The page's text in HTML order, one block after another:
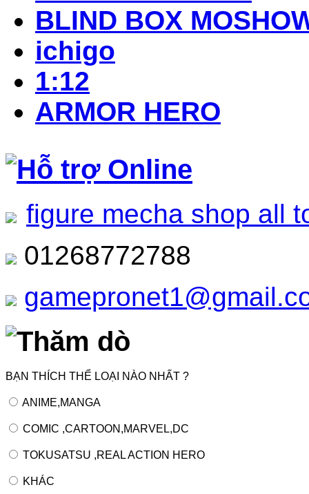
BLIND BOX
ichigo
1:12
ARMOR HERO
Hỗ trợ Online
figure mecha shop all
01268772788
Thăm dò
BẠN THÍCH THỂ LOẠI NÀO NHẤT ?
ANIME,MANGA
COMIC ,CARTOON,MARVEL,DC
TOKUSATSU ,REAL ACTION HERO
KHÁC